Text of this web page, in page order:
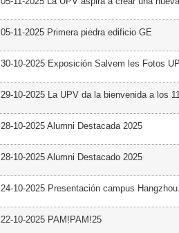
05-11-2025 Primera piedra edificio GE
30-10-2025 Exposición Salvem les Fotos
29-10-2025 La UPV da la bienvenida a los
28-10-2025 Alumni Destacada 2025
28-10-2025 Alumni Destacado 2025
24-10-2025 Presentación campus
22-10-2025 PAM!PAM!25